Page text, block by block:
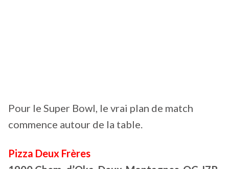
Pour le Super Bowl, le vrai plan de match
commence autour de la table.
Pizza Deux Frères